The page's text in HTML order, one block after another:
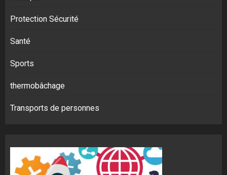
Protection Sécurité
Santé
Sports
thermobâchage
Transports de personnes